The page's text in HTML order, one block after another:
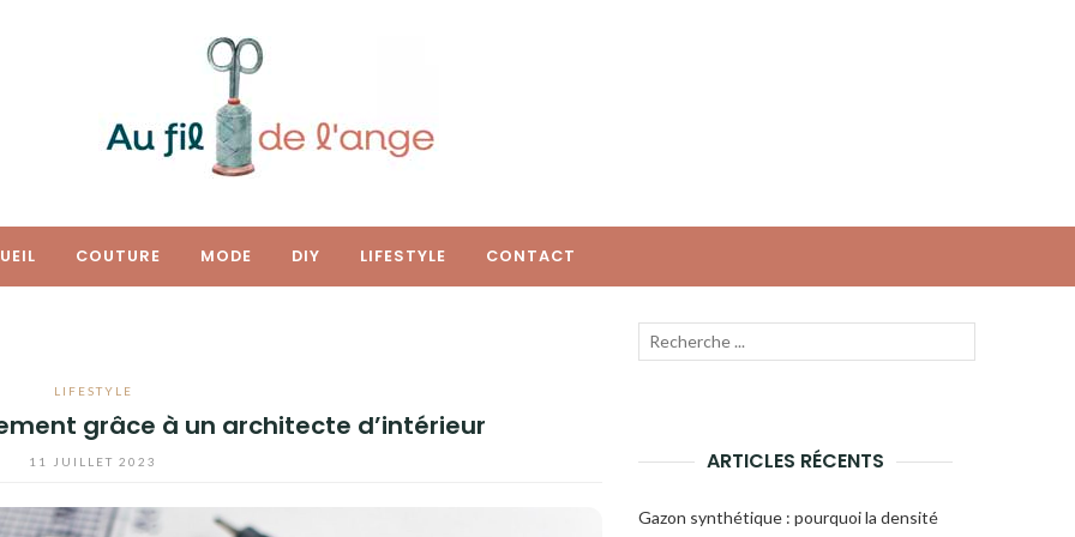
COUTURE MODE DIY LIFESTYLE CONTACT
LIFESTYLE
grâce à un architecte d’intérieur
11 JUILLET 2023
Recherche
ARTICLES RÉCENTS
Gazon synthétique : pourquoi la densité